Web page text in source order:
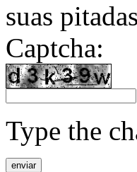
suas pitadas
Captcha:
Type the